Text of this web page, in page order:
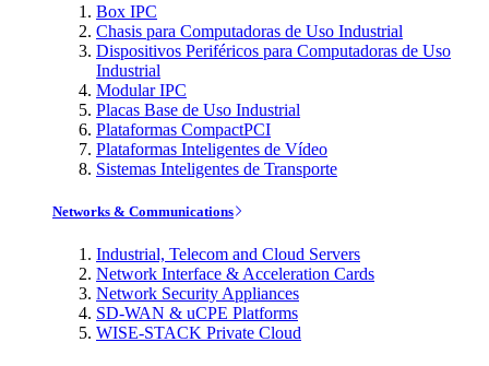
Box IPC
Chasis para Computadoras de Uso Industrial
Dispositivos Periféricos para Computadoras de Uso
Industrial
Modular IPC
Placas Base de Uso Industrial
Plataformas CompactPCI
Plataformas Inteligentes de Vídeo
Sistemas Inteligentes de Transporte
Networks & Communications
Industrial, Telecom and Cloud Servers
Network Interface & Acceleration Cards
Network Security Appliances
SD-WAN & uCPE Platforms
WISE-STACK Private Cloud